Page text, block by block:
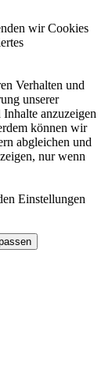
wir Cookies
Verhalten und
unserer
anzuzeigen
können wir
abgleichen und
nur wenn
Einstellungen